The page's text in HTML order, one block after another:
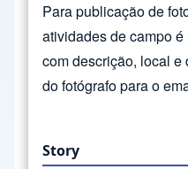
Para publicação de
atividades de campo
com descrição, local e
do fotógrafo para o
Story